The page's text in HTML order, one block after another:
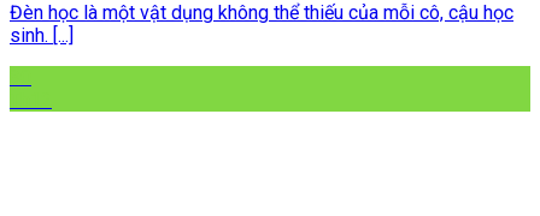
Đèn học là một vật dụng không thể thiếu của mỗi cô, cậu học
sinh. [...]